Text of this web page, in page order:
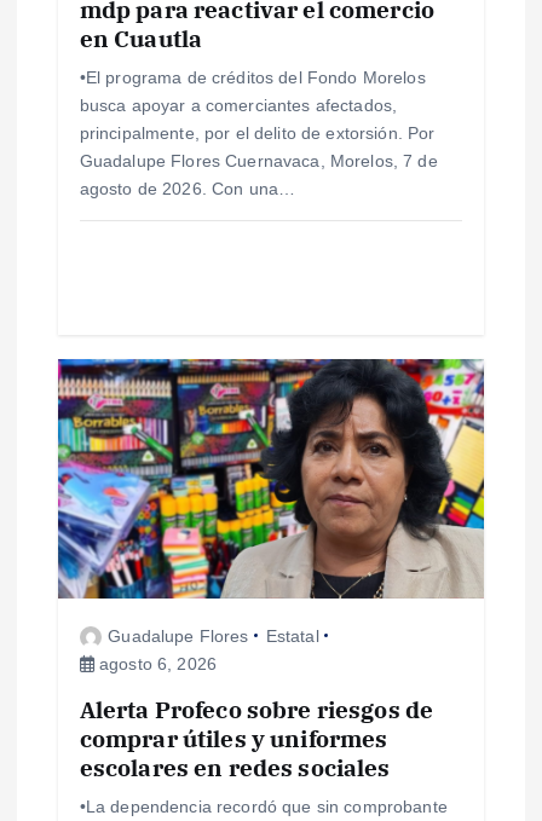
s
mdp para reactivar el comercio
en Cuautla
•El programa de créditos del Fondo Morelos
busca apoyar a comerciantes afectados,
principalmente, por el delito de extorsión. Por
Guadalupe Flores Cuernavaca, Morelos, 7 de
agosto de 2026. Con una…
Guadalupe Flores
Estatal
agosto 6, 2026
Alerta Profeco sobre riesgos de
comprar útiles y uniformes
escolares en redes sociales
•La dependencia recordó que sin comprobante